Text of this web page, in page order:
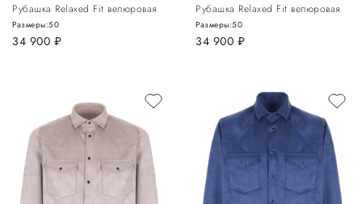
Рубашка Relaxed Fit велюровая
34 900 руб.
Размеры:50
Рубашка Relaxed Fit велюровая
34 900 руб.
Размеры:50